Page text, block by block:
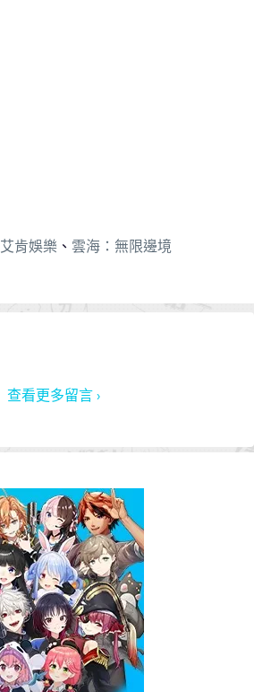
艾肯娛樂、 雲海：無限邊境
查看更多留言 ›